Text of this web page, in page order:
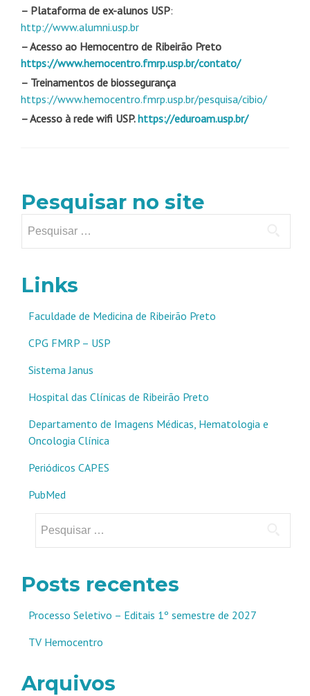
– Plataforma de ex-alunos USP:
http://www.alumni.usp.br
– Acesso ao Hemocentro de Ribeirão Preto
https://www.hemocentro.fmrp.usp.br/contato/
– Treinamentos de biossegurança
https://www.hemocentro.fmrp.usp.br/pesquisa/cibio/
– Acesso à rede wifi USP.https://eduroam.usp.br/
Pesquisar no site
por:
Links
Faculdade de Medicina de Ribeirão Preto
CPG FMRP – USP
Sistema Janus
Hospital das Clínicas de Ribeirão Preto
Departamento de Imagens Médicas, Hematologia e
Oncologia Clínica
Periódicos CAPES
PubMed
por:
Posts recentes
Processo Seletivo – Editais 1º semestre de 2027
TV Hemocentro
Arquivos